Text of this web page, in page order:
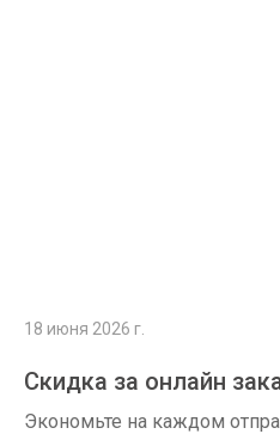
18 июня 2026 г.
Скидка за онлайн
Экономьте на каждом